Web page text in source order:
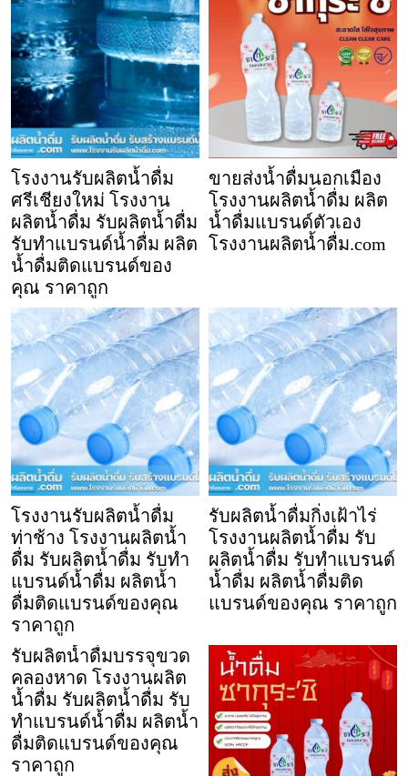
โรงงานรับผลิตน้ำดื่ม
ศรีเชียงใหม่ โรงงาน
ผลิตน้ำดื่ม รับผลิตน้ำดื่ม
รับทำแบรนด์น้ำดื่ม ผลิต
น้ำดื่มติดแบรนด์ของ
คุณ ราคาถูก
ขายส่งน้ำดื่มนอกเมือง
โรงงานผลิตน้ำดื่ม ผลิต
น้ำดื่มแบรนด์ตัวเอง
โรงงานผลิตน้ำดื่ม.com
โรงงานรับผลิตน้ำดื่ม
ท่าช้าง โรงงานผลิตน้ำ
ดื่ม รับผลิตน้ำดื่ม รับทำ
แบรนด์น้ำดื่ม ผลิตน้ำ
ดื่มติดแบรนด์ของคุณ
ราคาถูก
รับผลิตน้ำดื่มกิ่งเฝ้าไร่
โรงงานผลิตน้ำดื่ม รับ
ผลิตน้ำดื่ม รับทำแบรนด์
น้ำดื่ม ผลิตน้ำดื่มติด
แบรนด์ของคุณ ราคาถูก
รับผลิตน้ำดื่มบรรจุขวด
คลองหาด โรงงานผลิต
น้ำดื่ม รับผลิตน้ำดื่ม รับ
ทำแบรนด์น้ำดื่ม ผลิตน้ำ
ดื่มติดแบรนด์ของคุณ
ราคาถูก